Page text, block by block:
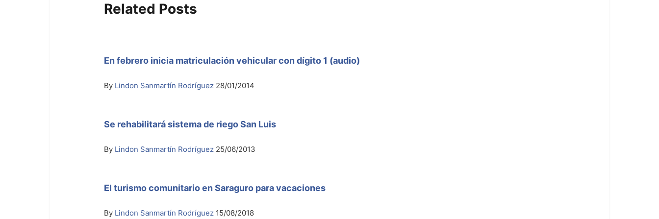
Related Posts
En febrero inicia matriculación vehicular con dígito 1 (audio)
By Lindon Sanmartín Rodríguez 28/01/2014
Se rehabilitará sistema de riego San Luis
By Lindon Sanmartín Rodríguez 25/06/2013
El turismo comunitario en Saraguro para vacaciones
By Lindon Sanmartín Rodríguez 15/08/2018